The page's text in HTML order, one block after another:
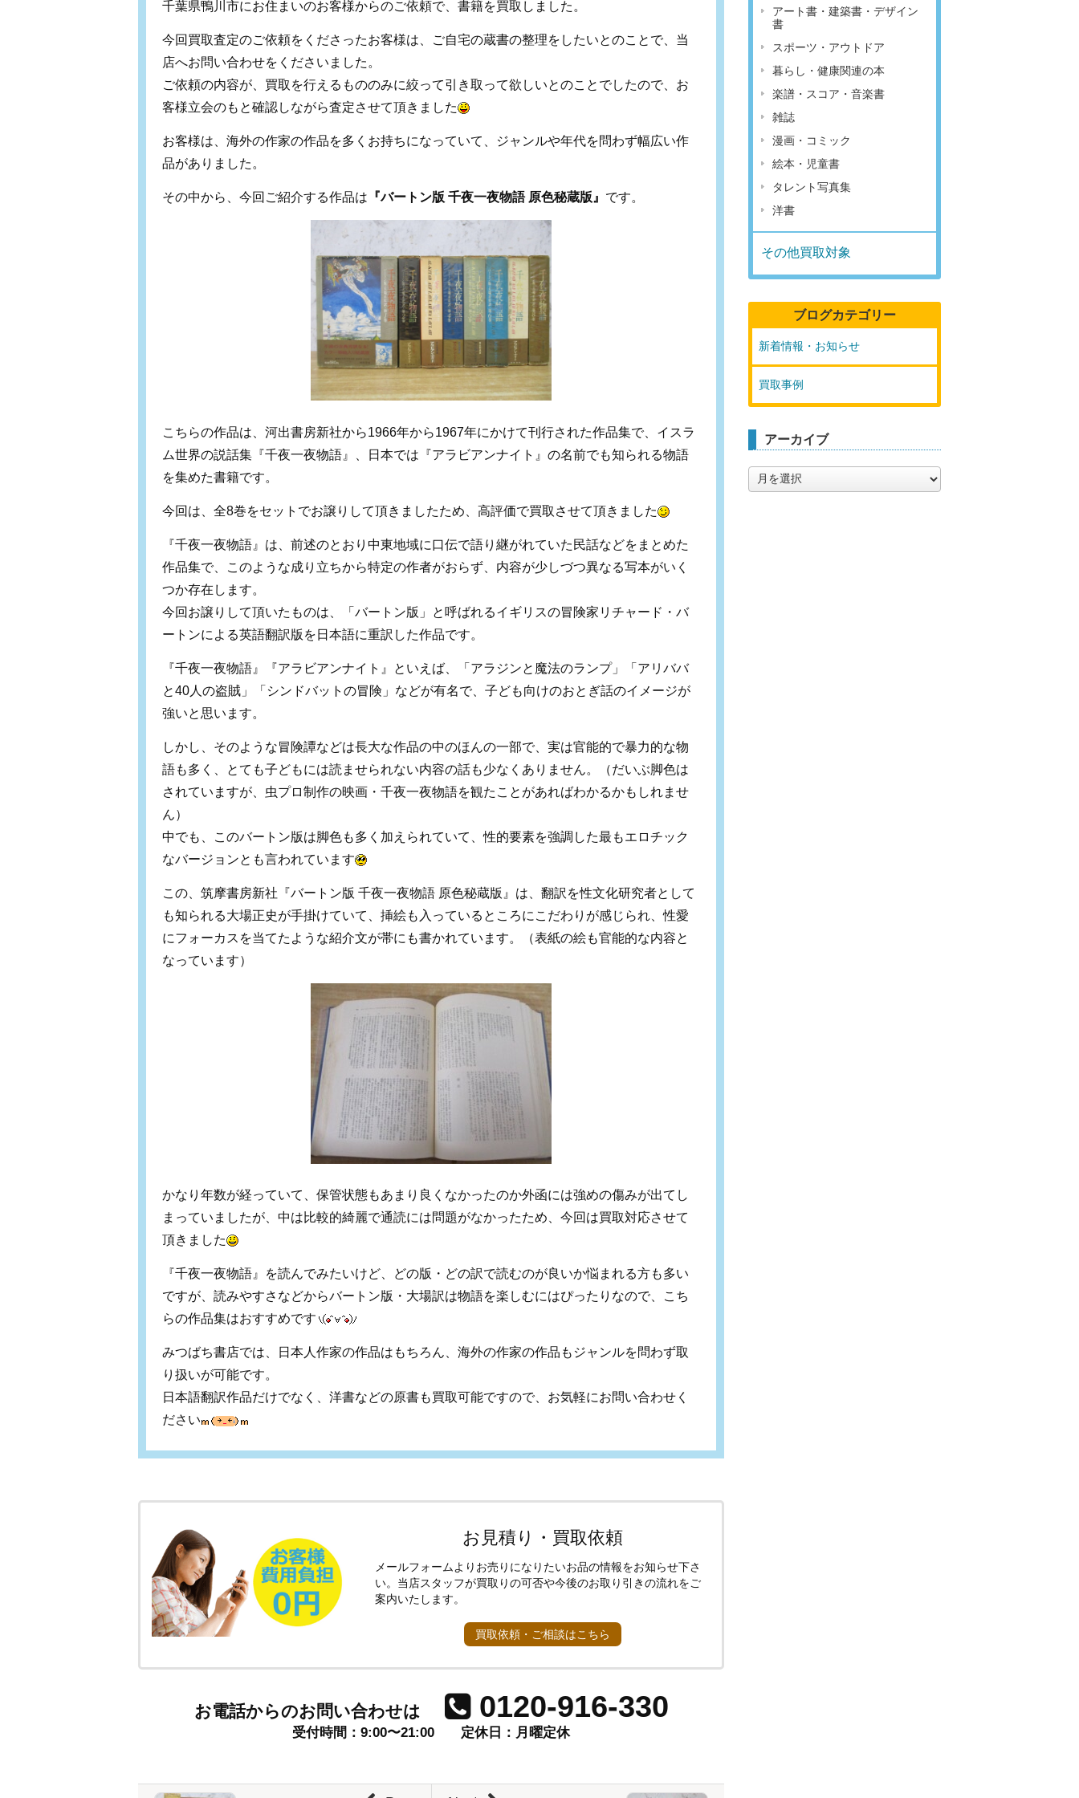
千葉県鴨川市にお住まいのお客様からのご依頼で、書籍を買取しました。
今回買取査定のご依頼をくださったお客様は、ご自宅の蔵書の整理をしたいとのことで、当
店へお問い合わせをくださいました。
ご依頼の内容が、買取を行えるもののみに絞って引き取って欲しいとのことでしたので、お
客様立会のもと確認しながら査定させて頂きました
お客様は、海外の作家の作品を多くお持ちになっていて、ジャンルや年代を問わず幅広い作
品がありました。
その中から、今回ご紹介する作品は 『バートン版 千夜一夜物語 原色秘蔵版』 です。
こちらの作品は、河出書房新社から1966年から1967年にかけて刊行された作品集で、イスラ
ム世界の説話集『千夜一夜物語』、日本では『アラビアンナイト』の名前でも知られる物語
を集めた書籍です。
今回は、全8巻をセットでお譲りして頂きましたため、高評価で買取させて頂きました
『千夜一夜物語』は、前述のとおり中東地域に口伝で語り継がれていた民話などをまとめた
作品集で、このような成り立ちから特定の作者がおらず、内容が少しづつ異なる写本がいく
つか存在します。
今回お譲りして頂いたものは、「バートン版」と呼ばれるイギリスの冒険家リチャード・バ
ートンによる英語翻訳版を日本語に重訳した作品です。
『千夜一夜物語』『アラビアンナイト』といえば、「アラジンと魔法のランプ」「アリババ
と40人の盗賊」「シンドバットの冒険」などが有名で、子ども向けのおとぎ話のイメージが
強いと思います。
しかし、そのような冒険譚などは長大な作品の中のほんの一部で、実は官能的で暴力的な物
語も多く、とても子どもには読ませられない内容の話も少なくありません。（だいぶ脚色は
されていますが、虫プロ制作の映画・千夜一夜物語を観たことがあればわかるかもしれませ
ん）
中でも、このバートン版は脚色も多く加えられていて、性的要素を強調した最もエロチック
なバージョンとも言われています
この、筑摩書房新社『バートン版 千夜一夜物語 原色秘蔵版』は、翻訳を性文化研究者として
も知られる大場正史が手掛けていて、挿絵も入っているところにこだわりが感じられ、性愛
にフォーカスを当てたような紹介文が帯にも書かれています。（表紙の絵も官能的な内容と
なっています）
かなり年数が経っていて、保管状態もあまり良くなかったのか外函には強めの傷みが出てし
まっていましたが、中は比較的綺麗で通読には問題がなかったため、今回は買取対応させて
頂きました
『千夜一夜物語』を読んでみたいけど、どの版・どの訳で読むのが良いか悩まれる方も多い
ですが、読みやすさなどからバートン版・大場訳は物語を楽しむにはぴったりなので、こち
らの作品集はおすすめです
みつばち書店では、日本人作家の作品はもちろん、海外の作家の作品もジャンルを問わず取
り扱いが可能です。
日本語翻訳作品だけでなく、洋書などの原書も買取可能ですので、お気軽にお問い合わせく
ださい
お見積り・買取依頼
メールフォームよりお売りになりたいお品の情報をお知らせ下さ
い。当店スタッフが買取りの可否や今後のお取り引きの流れをご
案内いたします。
買取依頼・ご相談はこちら
お電話からのお問い合わせは 0120-916-330
受付時間：9:00〜21:00 定休日：月曜定休
アート書・建築書・デザイン
書
スポーツ・アウトドア
暮らし・健康関連の本
楽譜・スコア・音楽書
雑誌
漫画・コミック
絵本・児童書
タレント写真集
洋書
その他買取対象
ブログカテゴリー
新着情報・お知らせ
買取事例
アーカイブ
ー